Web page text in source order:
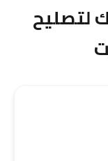
لتصليح